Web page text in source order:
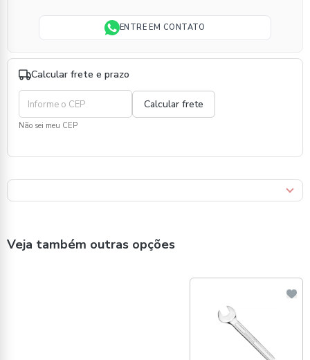
ENTRE EM CONTATO
Calcular frete e prazo
Não sei meu CEP
Veja também outras opções